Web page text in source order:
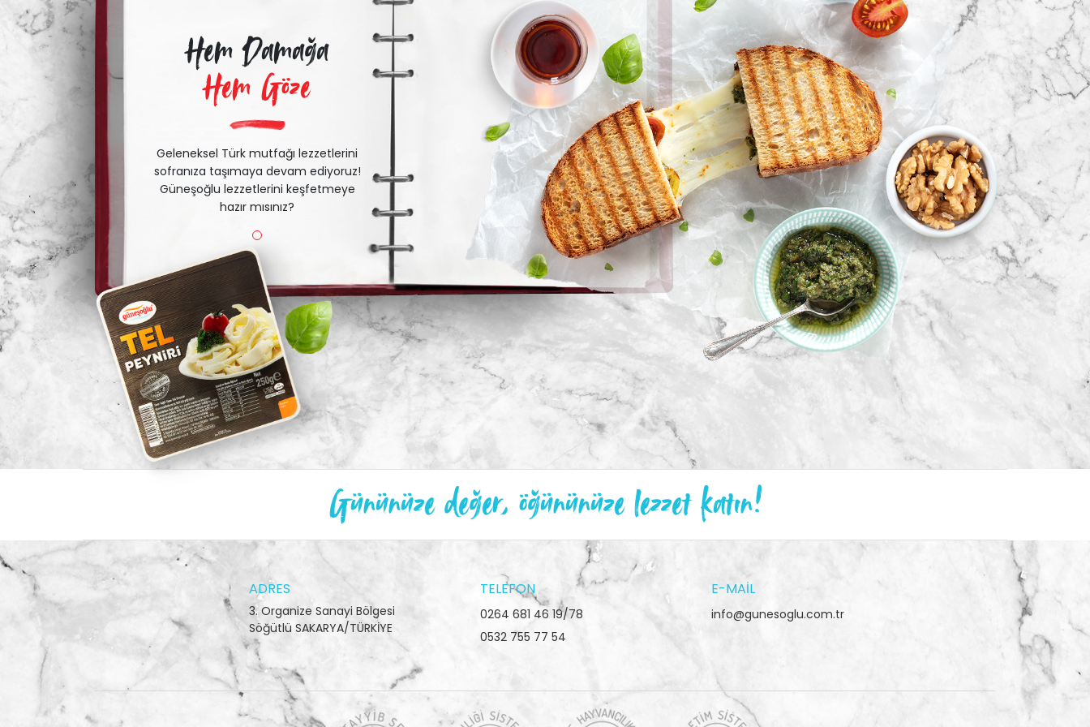
Hem Damağa
Hem Göze
Geleneksel Türk mutfağı lezzetlerini
sofranıza taşımaya devam ediyoruz!
Güneşoğlu lezzetlerini keşfetmeye
hazır mısınız?
Gününüze değer, öğününüze lezzet katın!
ADRES
3. Organize Sanayi Bölgesi
Söğütlü SAKARYA/TÜRKİYE
TELEFON
0264 681 46 19/78
0532 755 77 54
E-MAIL
info@gunesoglu.com.tr